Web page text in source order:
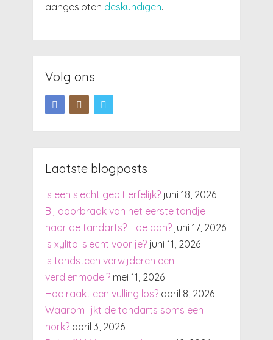
aangesloten deskundigen.
Volg ons
Laatste blogposts
Is een slecht gebit erfelijk? juni 18, 2026
Bij doorbraak van het eerste tandje
naar de tandarts? Hoe dan? juni 17, 2026
Is xylitol slecht voor je? juni 11, 2026
Is tandsteen verwijderen een
verdienmodel? mei 11, 2026
Hoe raakt een vulling los? april 8, 2026
Waarom lijkt de tandarts soms een
hork? april 3, 2026